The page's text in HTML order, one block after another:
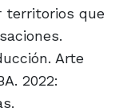
territorios que
Arte
2022: